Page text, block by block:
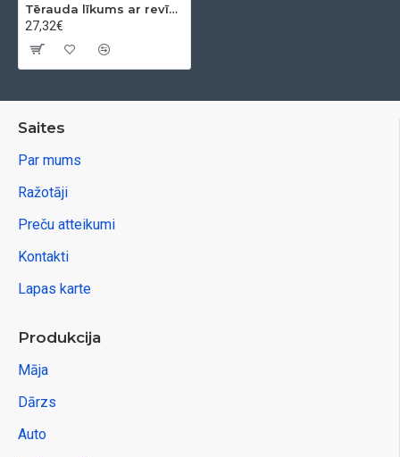
Tērauda līkums ar revīziju 90º Ø160x2mm
27,32€
Saites
Par mums
Ražotāji
Preču atteikumi
Kontakti
Lapas karte
Produkcija
Māja
Dārzs
Auto